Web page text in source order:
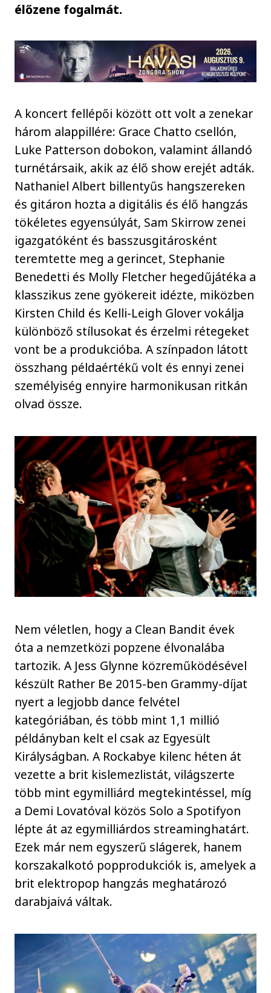
élőzene fogalmát.
A koncert fellépői között ott volt a zenekar
három alappillére: Grace Chatto csellón,
Luke Patterson dobokon, valamint állandó
turnétársaik, akik az élő show erejét adták.
Nathaniel Albert billentyűs hangszereken
és gitáron hozta a digitális és élő hangzás
tökéletes egyensúlyát, Sam Skirrow zenei
igazgatóként és basszusgitárosként
teremtette meg a gerincet, Stephanie
Benedetti és Molly Fletcher hegedűjátéka a
klasszikus zene gyökereit idézte, miközben
Kirsten Child és Kelli-Leigh Glover vokálja
különböző stílusokat és érzelmi rétegeket
vont be a produkcióba. A színpadon látott
összhang példaértékű volt és ennyi zenei
személyiség ennyire harmonikusan ritkán
olvad össze.
Nem véletlen, hogy a Clean Bandit évek
óta a nemzetközi popzene élvonalába
tartozik. A Jess Glynne közreműködésével
készült Rather Be 2015-ben Grammy-díjat
nyert a legjobb dance felvétel
kategóriában, és több mint 1,1 millió
példányban kelt el csak az Egyesült
Királyságban. A Rockabye kilenc héten át
vezette a brit kislemezlistát, világszerte
több mint egymilliárd megtekintéssel, míg
a Demi Lovatóval közös Solo a Spotifyon
lépte át az egymilliárdos streaminghatárt.
Ezek már nem egyszerű slágerek, hanem
korszakalkotó popprodukciók is, amelyek a
brit elektropop hangzás meghatározó
darabjaivá váltak.